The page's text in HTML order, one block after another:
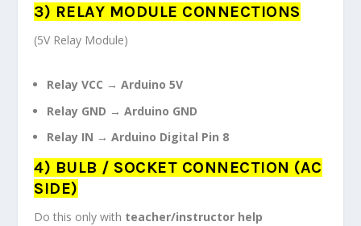
3) RELAY MODULE CONNECTIONS
(5V Relay Module)
Relay VCC → Arduino 5V
Relay GND → Arduino GND
Relay IN → Arduino Digital Pin 8
4) BULB / SOCKET CONNECTION (AC
SIDE)
Do this only with teacher/instructor help